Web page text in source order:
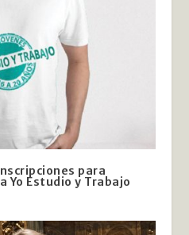
para
Yo Estudio y Trabajo